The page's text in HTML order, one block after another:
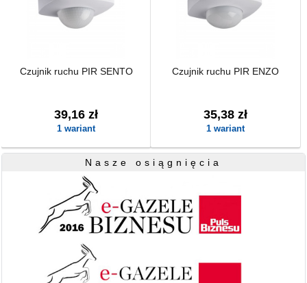
Czujnik ruchu PIR SENTO
39,16 zł
1 wariant
Czujnik ruchu PIR ENZO
35,38 zł
1 wariant
Nasze osiągnięcia